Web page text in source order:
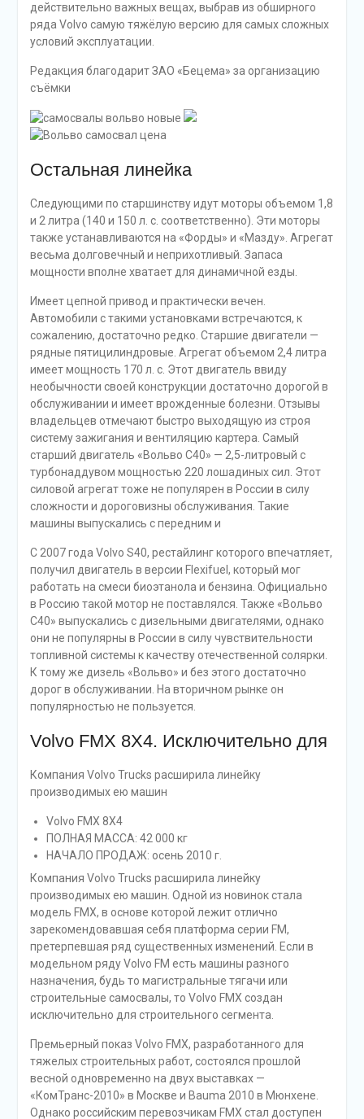
действительно важных вещах, выбрав из обширного
ряда Volvo самую тяжёлую версию для самых сложных
условий эксплуатации.
Редакция благодарит ЗАО «Бецема» за организацию
съёмки
Остальная линейка
Следующими по старшинству идут моторы объемом 1,8
и 2 литра (140 и 150 л. с. соответственно). Эти моторы
также устанавливаются на «Форды» и «Мазду». Агрегат
весьма долговечный и неприхотливый. Запаса
мощности вполне хватает для динамичной езды.
Имеет цепной привод и практически вечен.
Автомобили с такими установками встречаются, к
сожалению, достаточно редко. Старшие двигатели —
рядные пятицилиндровые. Агрегат объемом 2,4 литра
имеет мощность 170 л. с. Этот двигатель ввиду
необычности своей конструкции достаточно дорогой в
обслуживании и имеет врожденные болезни. Отзывы
владельцев отмечают быстро выходящую из строя
систему зажигания и вентиляцию картера. Самый
старший двигатель «Вольво С40» — 2,5-литровый с
турбонаддувом мощностью 220 лошадиных сил. Этот
силовой агрегат тоже не популярен в России в силу
сложности и дороговизны обслуживания. Такие
машины выпускались с передним и
С 2007 года Volvo S40, рестайлинг которого впечатляет,
получил двигатель в версии Flexifuel, который мог
работать на смеси биоэтанола и бензина. Официально
в Россию такой мотор не поставлялся. Также «Вольво
С40» выпускались с дизельными двигателями, однако
они не популярны в России в силу чувствительности
топливной системы к качеству отечественной солярки.
К тому же дизель «Вольво» и без этого достаточно
дорог в обслуживании. На вторичном рынке он
популярностью не пользуется.
Volvo FMX 8Х4. Исключительно для
Компания Volvo Trucks расширила линейку
производимых ею машин
Volvo FMX 8Х4
ПОЛНАЯ МАССА: 42 000 кг
НАЧАЛО ПРОДАЖ: осень 2010 г.
Компания Volvo Trucks расширила линейку
производимых ею машин. Одной из новинок стала
модель FMX, в основе которой лежит отлично
зарекомендовавшая себя платформа серии FM,
претерпевшая ряд существенных изменений. Если в
модельном ряду Volvo FM есть машины разного
назначения, будь то магистральные тягачи или
строительные самосвалы, то Volvo FMX создан
исключительно для строительного сегмента.
Премьерный показ Volvo FMX, разработанного для
тяжелых строительных работ, состоялся прошлой
весной одновременно на двух выставках —
«КомТранс-2010» в Москве и Bauma 2010 в Мюнхене.
Однако российским перевозчикам FMX стал доступен